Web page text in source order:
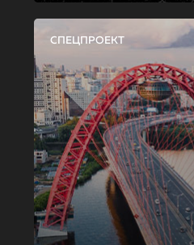
СПЕЦПРОЕКТ